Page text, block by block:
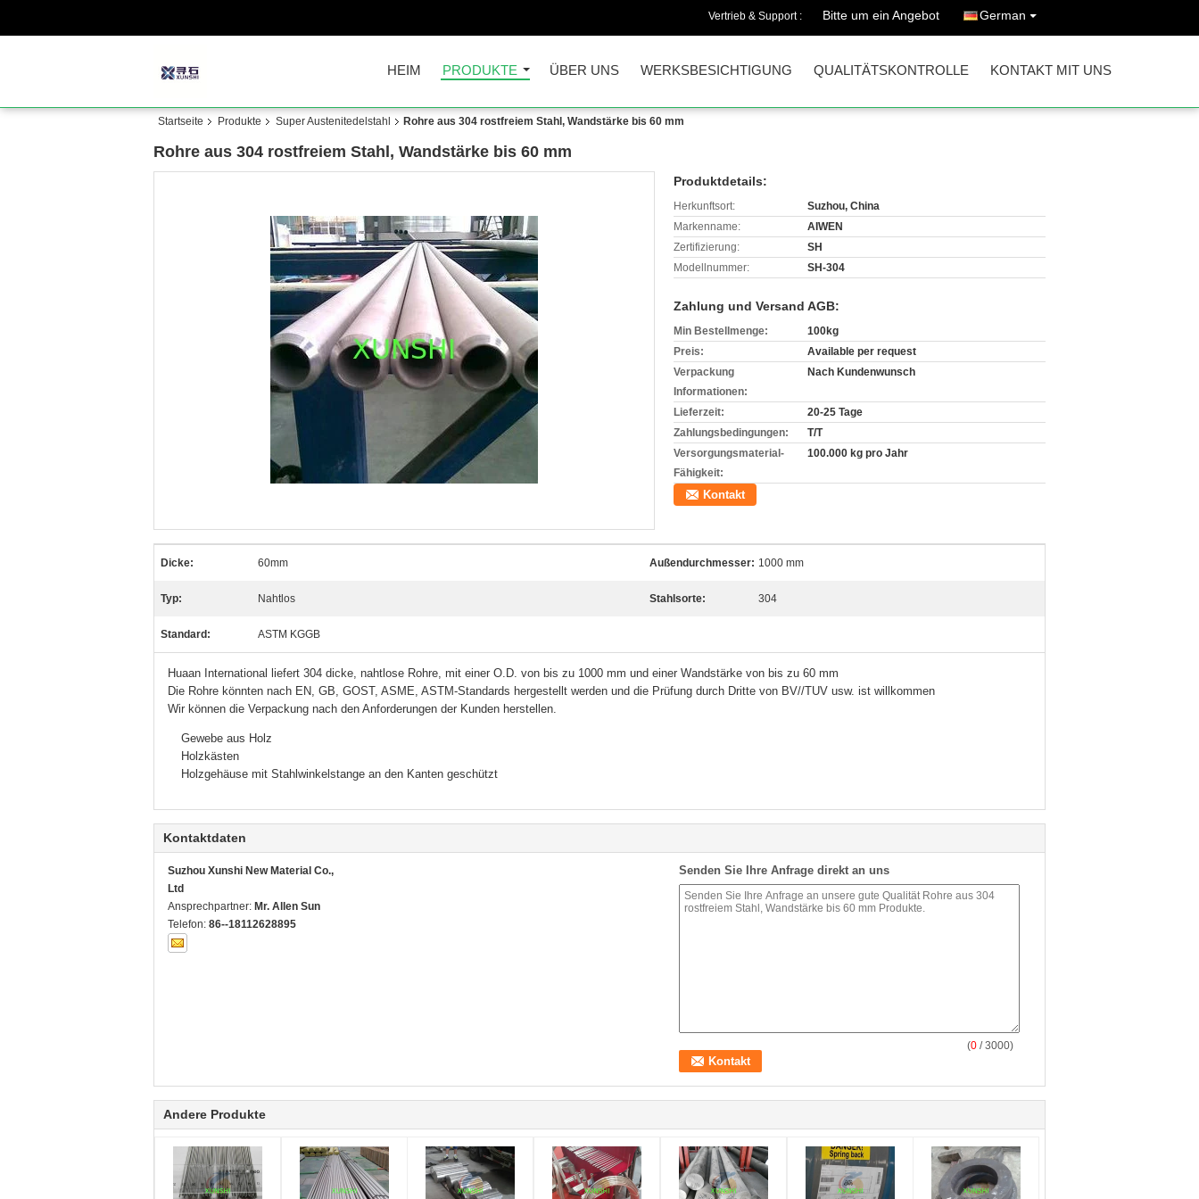
Vertrieb & Support : Bitte um ein Angebot German
HEIM PRODUKTE ÜBER UNS WERKSBESICHTIGUNG QUALITÄTSKONTROLLE KONTAKT MIT UNS
Startseite Produkte Super Austenitedelstahl Rohre aus 304 rostfreiem Stahl, Wandstärke bis 60 mm
Rohre aus 304 rostfreiem Stahl, Wandstärke bis 60 mm
Produktdetails:
Herkunftsort:
Suzhou, China
Markenname:
AIWEN
Zertifizierung:
SH
Modellnummer:
SH-304
Zahlung und Versand AGB:
Min Bestellmenge:
100kg
Preis:
Available per request
Verpackung
Informationen:
Nach Kundenwunsch
Lieferzeit:
20-25 Tage
Zahlungsbedingungen:
T/T
Versorgungsmaterial-
Fähigkeit:
100.000 kg pro Jahr
Kontakt
Dicke: 60mm Außendurchmesser: 1000 mm
Typ: Nahtlos Stahlsorte: 304
Standard: ASTM KGGB
Huaan International liefert 304 dicke, nahtlose Rohre, mit einer O.D. von bis zu 1000 mm und einer Wandstärke von bis zu 60 mm
Die Rohre könnten nach EN, GB, GOST, ASME, ASTM-Standards hergestellt werden und die Prüfung durch Dritte von BV//TUV usw. ist willkommen
Wir können die Verpackung nach den Anforderungen der Kunden herstellen.
Gewebe aus Holz
Holzkästen
Holzgehäuse mit Stahlwinkelstange an den Kanten geschützt
Kontaktdaten
Suzhou Xunshi New Material Co.,
Ltd
Ansprechpartner: Mr. Allen Sun
Telefon: 86--18112628895
Senden Sie Ihre Anfrage direkt an uns
(0 / 3000)
Andere Produkte